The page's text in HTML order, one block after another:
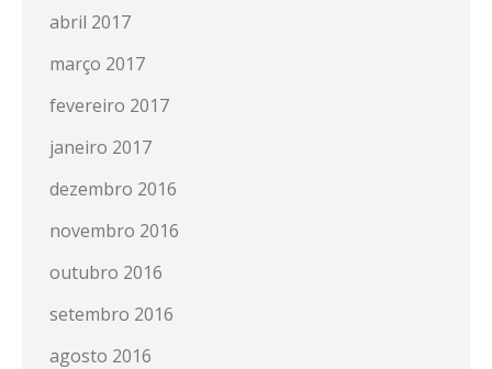
abril 2017
março 2017
fevereiro 2017
janeiro 2017
dezembro 2016
novembro 2016
outubro 2016
setembro 2016
agosto 2016